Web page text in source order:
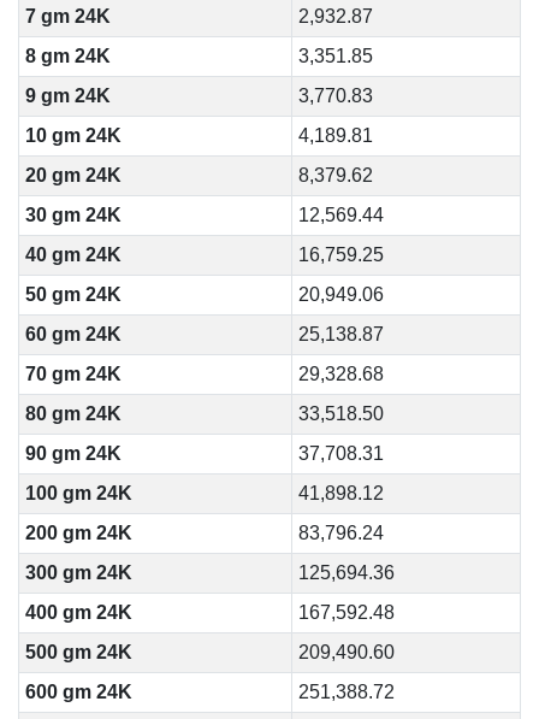
7 gm 24K
2,932.87
8 gm 24K
3,351.85
9 gm 24K
3,770.83
10 gm 24K
4,189.81
20 gm 24K
8,379.62
30 gm 24K
12,569.44
40 gm 24K
16,759.25
50 gm 24K
20,949.06
60 gm 24K
25,138.87
70 gm 24K
29,328.68
80 gm 24K
33,518.50
90 gm 24K
37,708.31
100 gm 24K
41,898.12
200 gm 24K
83,796.24
300 gm 24K
125,694.36
400 gm 24K
167,592.48
500 gm 24K
209,490.60
600 gm 24K
251,388.72